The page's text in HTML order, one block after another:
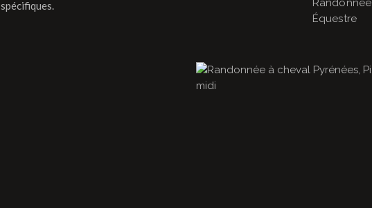
spécifiques.
Randonnée
Équestre